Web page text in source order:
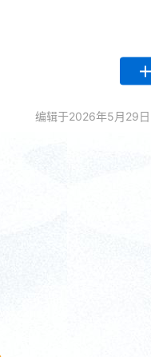
编辑于2026年5月29